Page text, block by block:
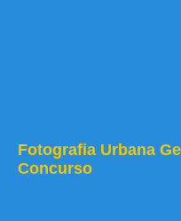
Fotografia Urbana
Concurso